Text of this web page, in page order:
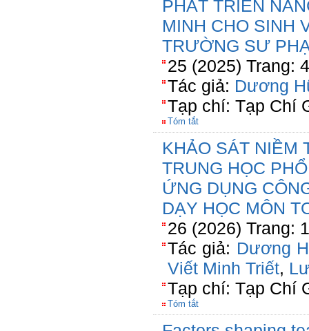
PHÁT TRIỂN
MINH CHO SINH
TRƯỜNG SƯ
25 (2025) Trang:
Tác giả: Dương
Tạp chí: Tạp Chí
Tóm tắt
KHẢO SÁT NIỀM
TRUNG HỌC
ỨNG DỤNG
DẠY HỌC MÔN
26 (2026) Trang:
Tác giả: Dương
Viết Minh Triết,
Tạp chí: Tạp Chí
Tóm tắt